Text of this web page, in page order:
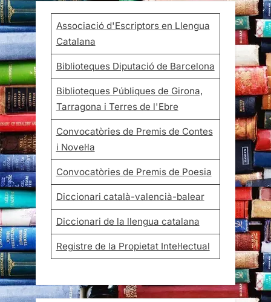
Associació d'Escriptors en Llengua
Catalana
Biblioteques Diputació de Barcelona
Biblioteques Públiques de Girona,
Tarragona i Terres de l'Ebre
Convocatòries de Premis de Contes
i Novel·la
Convocatòries de Premis de Poesia
Diccionari català-valencià-balear
Diccionari de la llengua catalana
Registre de la Propietat Intel·lectual